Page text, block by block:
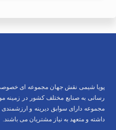
پویا شیمی نقش جهان مجموعه ای
رسانی به صنایع مختلف کشور در زمینه
مجموعه دارای سوابق دیرینه و
داشته و متعهد به نیاز مشتریان می باشند.